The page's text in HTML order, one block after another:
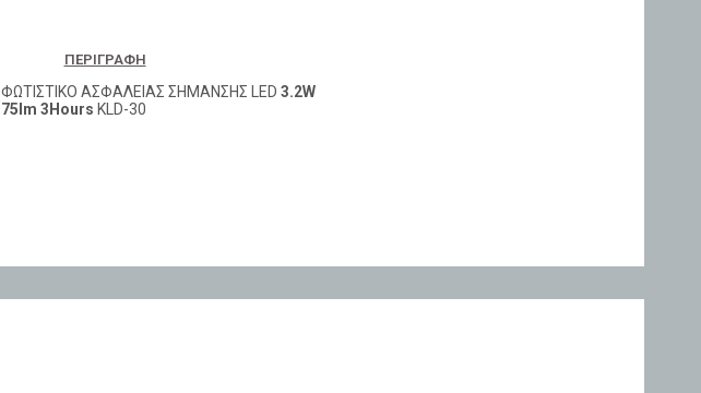
ΠΕΡΙΓΡΑΦΉ
ΦΩΤΙΣΤΙΚΟ ΑΣΦΑΛΕΙΑΣ ΣΗΜΑΝΣΗΣ LED 3.2W
75lm 3Hours KLD-30